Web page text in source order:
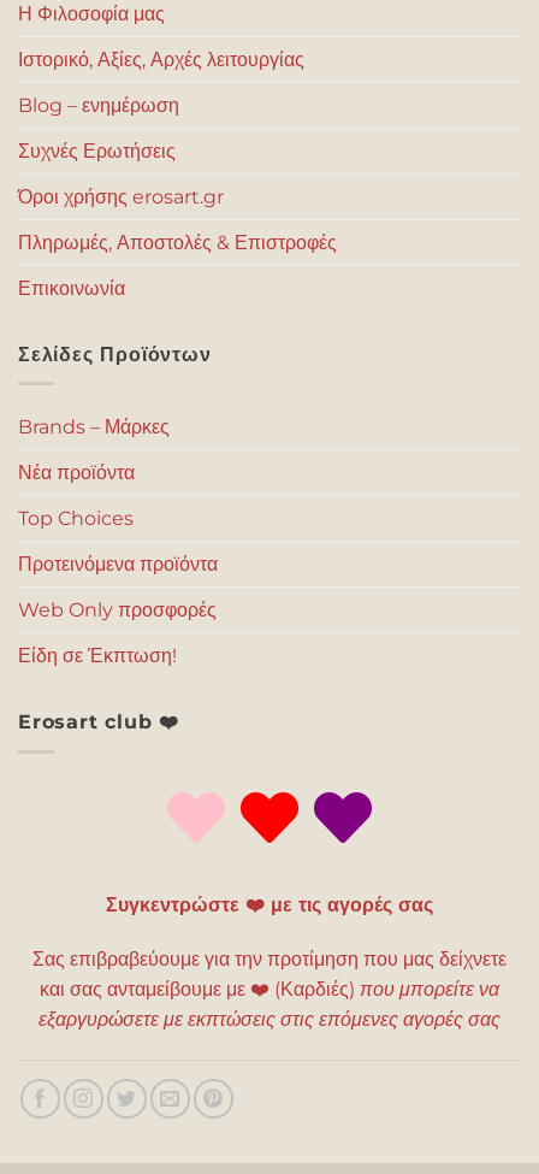
Η Φιλοσοφία μας
Ιστορικό, Αξίες, Αρχές λειτουργίας
Blog – ενημέρωση
Συχνές Ερωτήσεις
Όροι χρήσης erosart.gr
Πληρωμές, Αποστολές & Επιστροφές
Επικοινωνία
Σελίδες Προϊόντων
Brands – Μάρκες
Νέα προϊόντα
Top Choices
Προτεινόμενα προϊόντα
Web Only προσφορές
Είδη σε Έκπτωση!
Erosart club ❤️
Συγκεντρώστε ❤️ με τις αγορές σας
Σας επιβραβεύουμε για την προτίμηση που μας δείχνετε
και σας ανταμείβουμε με ❤️ (Καρδιές) που μπορείτε να
εξαργυρώσετε με εκπτώσεις στις επόμενες αγορές σας